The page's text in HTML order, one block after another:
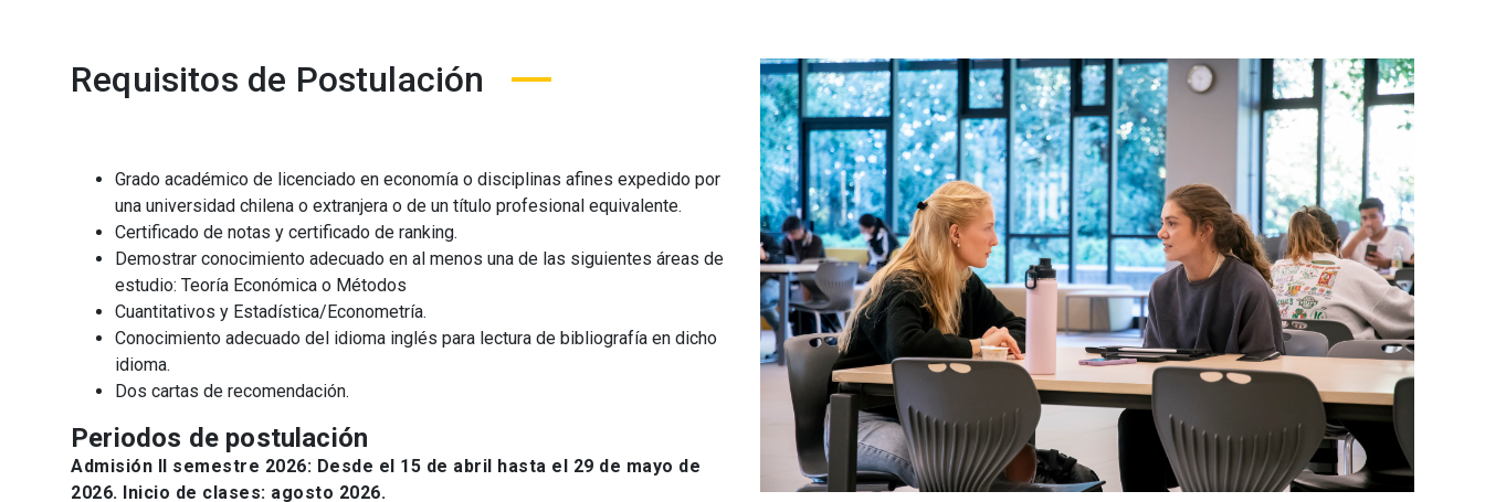
Requisitos de Postulación
Grado académico de licenciado en economía o disciplinas afines expedido por
una universidad chilena o extranjera o de un título profesional equivalente.
Certificado de notas y certificado de ranking.
Demostrar conocimiento adecuado en al menos una de las siguientes áreas de
estudio: Teoría Económica o Métodos
Cuantitativos y Estadística/Econometría.
Conocimiento adecuado del idioma inglés para lectura de bibliografía en dicho
idioma.
Dos cartas de recomendación.
Periodos de postulación
Admisión II semestre 2026: Desde el 15 de abril hasta el 29 de mayo de
2026. Inicio de clases: agosto 2026.